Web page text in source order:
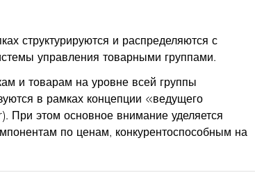
структурируются и распределяются с
управления товарными группами.
и товарам на уровне всей группы
в рамках концепции «ведущего
При этом основное внимание уделяется
по ценам, конкурентоспособным на